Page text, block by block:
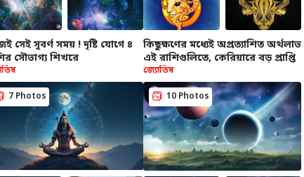
সেই সুবর্ণ সময় ! দৃষ্টি যোগে ৪
সৌভাগ্য শিখরে
কিছুক্ষণের মধ্যেই অপ্রত্যাশিত অর্থলাভ
এই রাশিগুলিতে, কেরিয়ারে বড় প্রাপ্তি
7 Photos
জ্যোতিষ
10 Photos
কর্নার
জেলার জেলার